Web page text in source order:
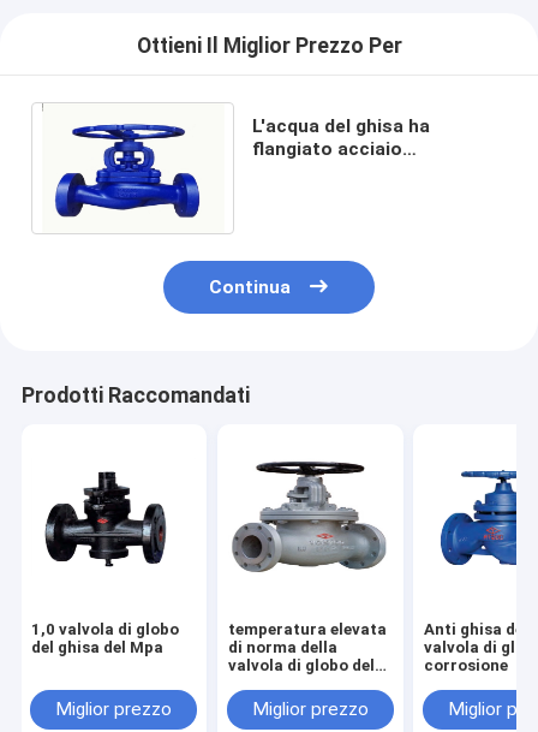
Ottieni Il Miglior Prezzo Per
L'acqua del ghisa ha
flangiato acciaio
Continua
Prodotti Raccomandati
1,0 valvola di globo
del ghisa del Mpa
Miglior prezzo
temperatura elevata
di norma della
valvola di globo del
di 10/20K WCB 2361
Miglior prezzo
Anti ghisa
valvola di
corrosione
Miglior